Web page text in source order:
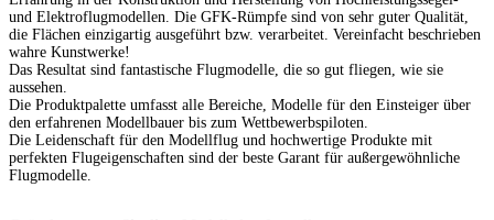
und Elektroflugmodellen. Die GFK-Rümpfe sind von sehr guter Qualität,
die Flächen einzigartig ausgeführt bzw. verarbeitet. Vereinfacht beschrieben
wahre Kunstwerke!
Das Resultat sind fantastische Flugmodelle, die so gut fliegen, wie sie
aussehen.
Die Produktpalette umfasst alle Bereiche, Modelle für den Einsteiger über
den erfahrenen Modellbauer bis zum Wettbewerbspiloten.
Die Leidenschaft für den Modellflug und hochwertige Produkte mit
perfekten Flugeigenschaften sind der beste Garant für außergewöhnliche
Flugmodelle.